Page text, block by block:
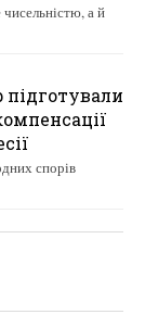
а й
спорів